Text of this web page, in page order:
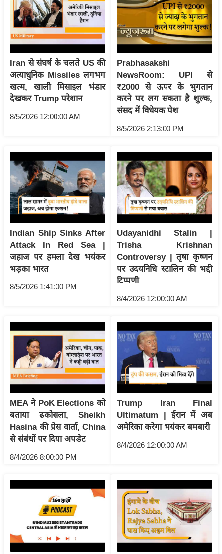
शि
प
रा
ज
नी
ति
वि
श्ले
म
सा
म
यि
क
मा
तृ
भू
मि
स्तं
ए
म
आ
र
.
आ
ई
.
चा
स
ध
र्म
Iran से संघर्ष के चलते US की
अत्याधुनिक Missiles लगभग
खत्म, खाली मिसाइल भंडार
देखकर Trump परेशान
8/5/2026 12:00:00 AM
Prabhasakshi
NewsRoom: UPI से
₹2000 से ऊपर के भुगतान
करने पर लग सकता है शुल्क,
संसद में विधेयक पेश
8/5/2026 2:13:00 PM
Indian Ship Sinks After
Attack In Red Sea |
जहाज पर हमला देख भयंकर
भड़का भारत
8/5/2026 1:41:00 PM
Udayanidhi Stalin |
Trisha Krishnan
Controversy | तृषा कृष्णन
पर उदयनिधि स्टालिन की भद्दी
टिप्पणी
8/4/2026 12:00:00 AM
MEA ने PoK Elections को
बताया ढकोसला, Sheikh
Hasina की प्रेस वार्ता, China
से संबंधों पर दिया अपडेट
8/4/2026 8:00:00 PM
Trump Iran Final
Ultimatum | ईरान में अब
अमेरिका करेगा भयंकर बमबारी
8/4/2026 12:00:00 AM